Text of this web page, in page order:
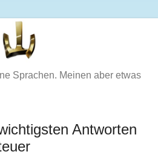
Sprachen. Meinen aber etwas
Antworten